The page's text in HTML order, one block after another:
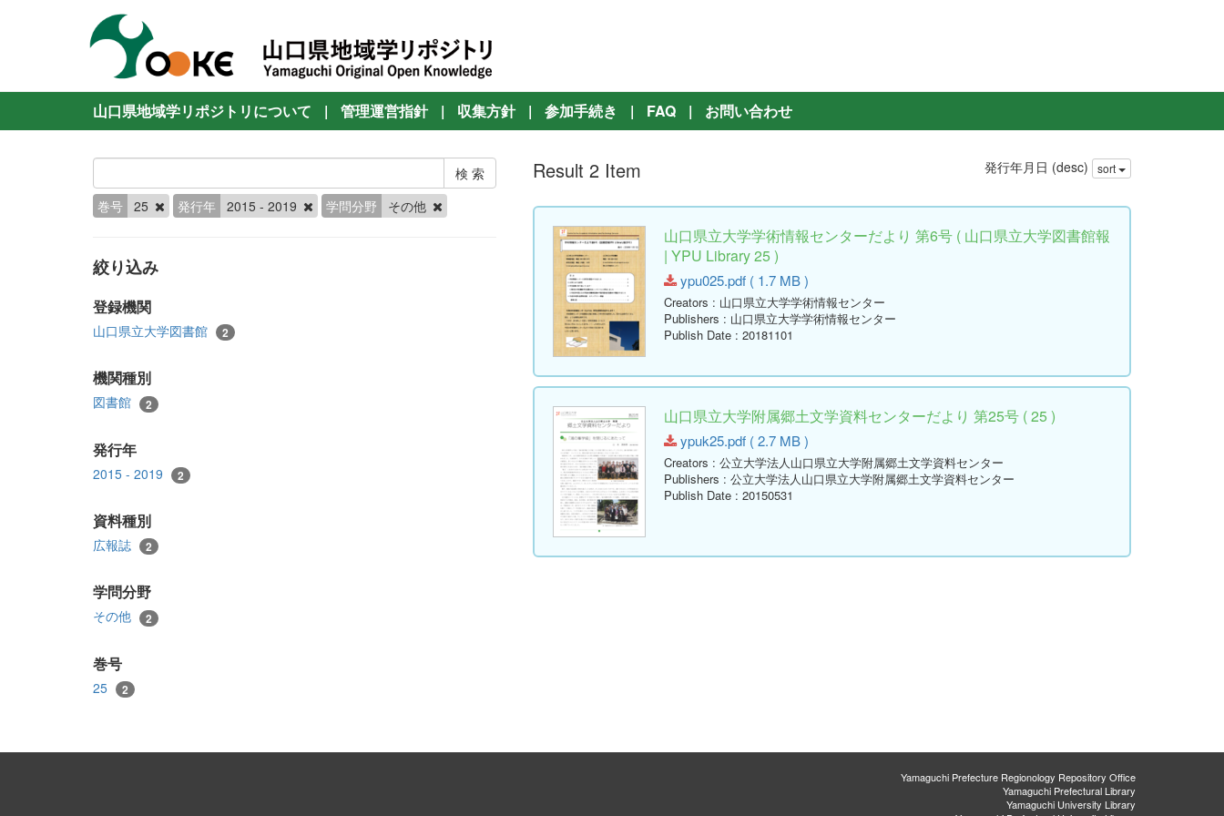
山口県地域学リポジトリについて | 管理運営指針 | 収集方針 | 参加手続き | FAQ | お問い合わせ
巻号 25 発行年 2015 - 2019 学問分野 その他
絞り込み
登録機関
山口県立大学図書館 2
機関種別
図書館 2
発行年
2015 - 2019 2
資料種別
広報誌 2
学問分野
その他 2
巻号
25 2
Result 2 Item 発行年月日 (desc) sort
山口県立大学学術情報センターだより 第6号 ( 山口県立大学図書館報
| YPU Library 25 )
ypu025.pdf ( 1.7 MB )
Creators : 山口県立大学学術情報センター
Publishers : 山口県立大学学術情報センター
Publish Date : 20181101
山口県立大学附属郷土文学資料センターだより 第25号 ( 25 )
ypuk25.pdf ( 2.7 MB )
Creators : 公立大学法人山口県立大学附属郷土文学資料センター
Publishers : 公立大学法人山口県立大学附属郷土文学資料センター
Publish Date : 20150531
Yamaguchi Prefecture Regionology Repository Office
Yamaguchi Prefectural Library
Yamaguchi University Library